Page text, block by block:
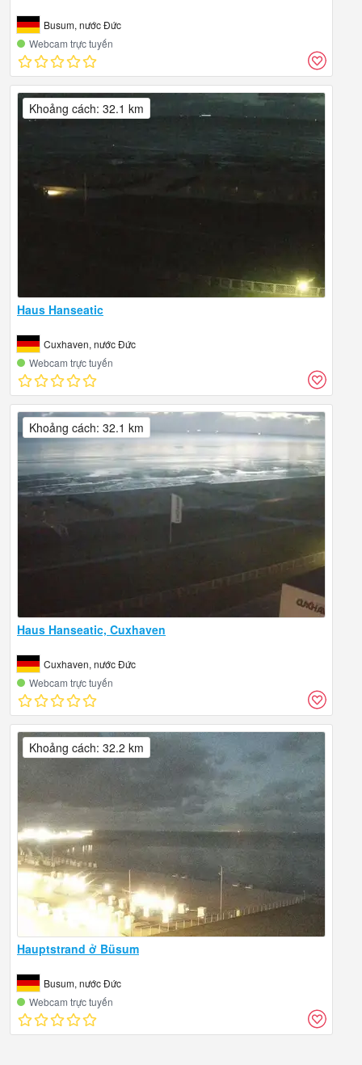
Busum, nước Đức
Webcam trực tuyến
Haus Hanseatic
Cuxhaven, nước Đức
Webcam trực tuyến
Khoảng cách: 32.1 km
Haus Hanseatic, Cuxhaven
Cuxhaven, nước Đức
Webcam trực tuyến
Khoảng cách: 32.1 km
Hauptstrand ở Büsum
Busum, nước Đức
Webcam trực tuyến
Khoảng cách: 32.2 km